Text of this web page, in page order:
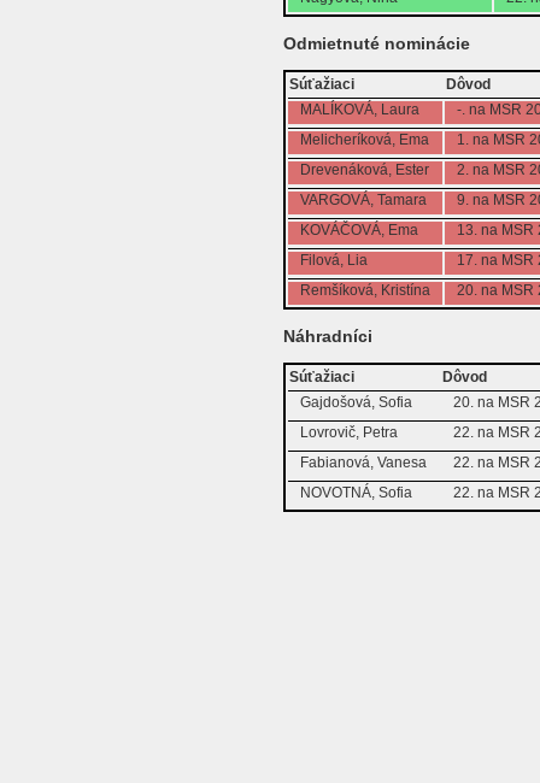
Odmietnuté nominácie
Súťažiaci
Dôvod
MALÍKOVÁ, Laura
-. na MSR
Melicheríková, Ema
1. na MSR
Drevenáková, Ester
2. na MSR
VARGOVÁ, Tamara
9. na MSR
KOVÁČOVÁ, Ema
13. na MSR
Filová, Lia
17. na MSR
Remšíková, Kristína
20. na MSR
Náhradníci
Súťažiaci
Dôvod
Gajdošová, Sofia
20. na MSR
Lovrovič, Petra
22. na MSR
Fabianová, Vanesa
22. na MSR
NOVOTNÁ, Sofia
22. na MSR